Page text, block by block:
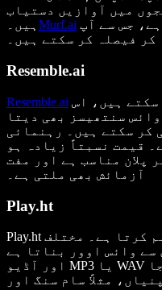
میں آوازیں دستیاب
ہیں۔ Murf.ai
Resemble.ai
Resemble.ai
سنتھیسز بھی دیتا
کر سکتے ہیں۔ رہنمائی
قیمت نسبتاً زیادہ ہو
پلان مناسب ہے اور مفت
Play.ht
Play.ht بھی ٹی ٹی ایس سروس فراہم کرتا ہے۔ مختلف
سے وائس اوور بناتا ہے
اور آڈیو MP3 یا WAV کی صورت میں ڈاؤنلوڈ کی جا
مثلاً سام سنگ اور